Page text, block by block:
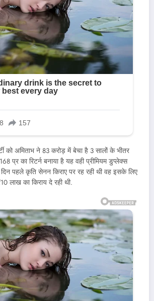
को अमिताभ ने 83 करोड़ में बेचा है 3 सालों के भीतर
प्र का रिटर्न बनाया है यह वही प्रीमियम डुप्लेक्स
पहले कृति सेनन किराए पर रह रही थी वह इसके लिए
लाख का किराय दे रही थी.